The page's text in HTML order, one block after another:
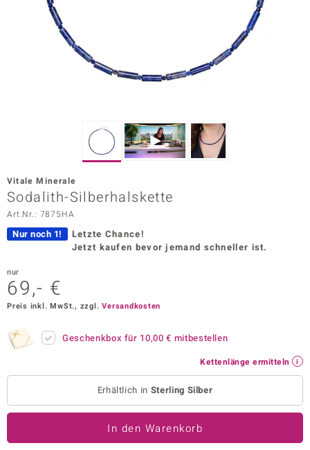
Vogue
Collection
BY DE MELO
Vitale Minerale
Sodalith-Silberhalskette
Art.Nr.: 7875HA
Nur noch 1!
Letzte Chance!
Jetzt kaufen bevor jemand schneller ist.
nur
69,- €
Preis inkl. MwSt., zzgl.Versandkosten
Geschenkbox für 10,00 € mitbestellen
Kettenlänge ermitteln
Erhältlich in Sterling Silber
In den Warenkorb